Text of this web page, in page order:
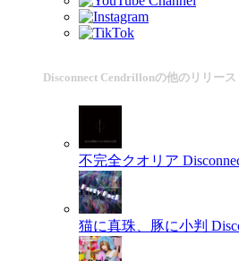
Disconnect Cendrillonの他のリリース
不完全クオリア
猫に真珠、豚に小判